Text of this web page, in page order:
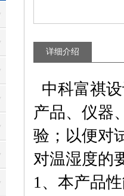
详细介绍
中科富祺
产品、仪器
验；以便对
对温湿度的
1、 本产品